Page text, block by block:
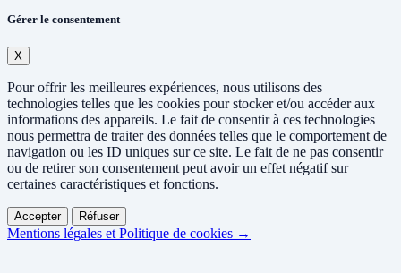
Gérer le consentement
X
Pour offrir les meilleures expériences, nous utilisons des
technologies telles que les cookies pour stocker et/ou accéder aux
informations des appareils. Le fait de consentir à ces technologies
nous permettra de traiter des données telles que le comportement de
navigation ou les ID uniques sur ce site. Le fait de ne pas consentir
ou de retirer son consentement peut avoir un effet négatif sur
certaines caractéristiques et fonctions.
Accepter Réfuser
Mentions légales et Politique de cookies →